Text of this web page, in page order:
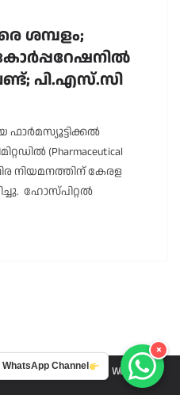
ശമ്പളം;
പി.എസ്.സി
ഫാർമസ്യൂട്ടിക്കൽ
(Pharmaceutical
നിയമനത്തിന് കേരള
ഹോസ്പിറ്റൽ
byColorMagand WordPress .
WhatsApp Channel
×